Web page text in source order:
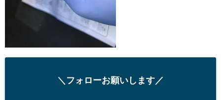
＼フォローお願いします／